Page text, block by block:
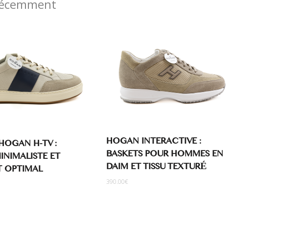
H-TV :
ET
OPTIMAL
HOGAN INTERACTIVE :
BASKETS POUR HOMMES EN
DAIM ET TISSU TEXTURÉ
390.00€